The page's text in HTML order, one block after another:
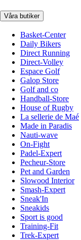
Våra butiker
Basket-Center
Daily Bikers
Direct Running
Direct-Volley
Espace Golf
Galop Store
Golf and co
Handball-Store
House of Rugby
La sellerie de Maé
Made in Paradis
Nauti-wave
On-Fight
Padel-Expert
Pecheur-Store
Pet and Garden
Slowood Interior
Smash-Expert
Sneak'In
Sneakids
Sport is good
Training-Fit
Trek-Expert